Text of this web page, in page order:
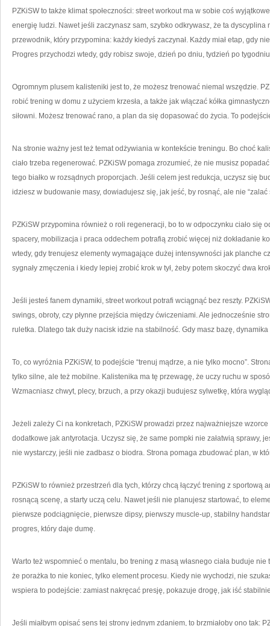
PZKiSW to także klimat społeczności: street workout ma w sobie coś
energię ludzi. Nawet jeśli zaczynasz sam, szybko odkrywasz, że ta dyscyplina
przewodnik, który przypomina: każdy kiedyś zaczynał. Każdy miał etap, gdy
Progres przychodzi wtedy, gdy robisz swoje, dzień po dniu, tydzień po
Ogromnym plusem kalisteniki jest to, że możesz trenować niemal wszędzie.
robić trening w domu z użyciem krzesła, a także jak włączać kółka
siłowni. Możesz trenować rano, a plan da się dopasować do życia. To
Na stronie ważny jest też temat odżywiania w kontekście treningu. Bo choć
ciało trzeba regenerować. PZKiSW pomaga zrozumieć, że nie musisz
tego białko w rozsądnych proporcjach. Jeśli celem jest redukcja, uczysz się
idziesz w budowanie masy, dowiadujesz się, jak jeść, by rosnąć, ale nie
PZKiSW przypomina również o roli regeneracji, bo to w odpoczynku ciało się
spacery, mobilizacja i praca oddechem potrafią zrobić więcej niż dokładanie
wtedy, gdy trenujesz elementy wymagające dużej intensywności jak planche
sygnały zmęczenia i kiedy lepiej zrobić krok w tył, żeby potem skoczyć dwa
Jeśli jesteś fanem dynamiki, street workout potrafi wciągnąć bez reszty.
swings, obroty, czy płynne przejścia między ćwiczeniami. Ale jednocześnie
ruletka. Dlatego tak duży nacisk idzie na stabilność. Gdy masz bazę,
To, co wyróżnia PZKiSW, to podejście “trenuj mądrze, a nie tylko mocno”.
tylko silne, ale też mobilne. Kalistenika ma tę przewagę, że uczy ruchu w
Wzmacniasz chwyt, plecy, brzuch, a przy okazji budujesz sylwetkę, która
Jeżeli zależy Ci na konkretach, PZKiSW prowadzi przez najważniejsze
dodatkowe jak antyrotacja. Uczysz się, że same pompki nie załatwią sprawy,
nie wystarczy, jeśli nie zadbasz o biodra. Strona pomaga zbudować plan, w
PZKiSW to również przestrzeń dla tych, którzy chcą łączyć trening z sportową
rosnącą scenę, a starty uczą celu. Nawet jeśli nie planujesz startować, to
pierwsze podciągnięcie, pierwsze dipsy, pierwszy muscle-up, stabilny
progres, który daje dumę.
Warto też wspomnieć o mentalu, bo trening z masą własnego ciała buduje nie
że porażka to nie koniec, tylko element procesu. Kiedy nie wychodzi, nie
wspiera to podejście: zamiast nakręcać presję, pokazuje drogę, jak iść
Jeśli miałbym opisać sens tej strony jednym zdaniem, to brzmiałoby ono tak: